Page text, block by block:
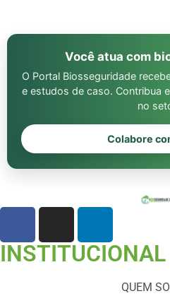
Você atua com
O Portal Biosseguridade
e estudos de caso. Contribua
no
Colabore
INSTITUCIONAL
QUEM